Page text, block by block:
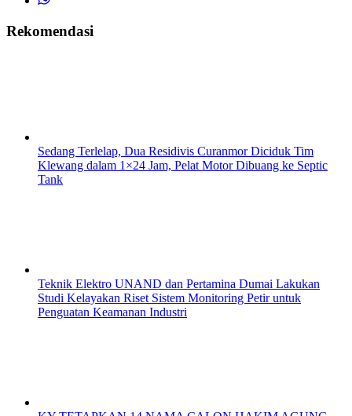
Rekomendasi
Sedang Terlelap, Dua Residivis Curanmor Diciduk Tim
Klewang dalam 1×24 Jam, Pelat Motor Dibuang ke Septic
Tank
Teknik Elektro UNAND dan Pertamina Dumai Lakukan
Studi Kelayakan Riset Sistem Monitoring Petir untuk
Penguatan Keamanan Industri